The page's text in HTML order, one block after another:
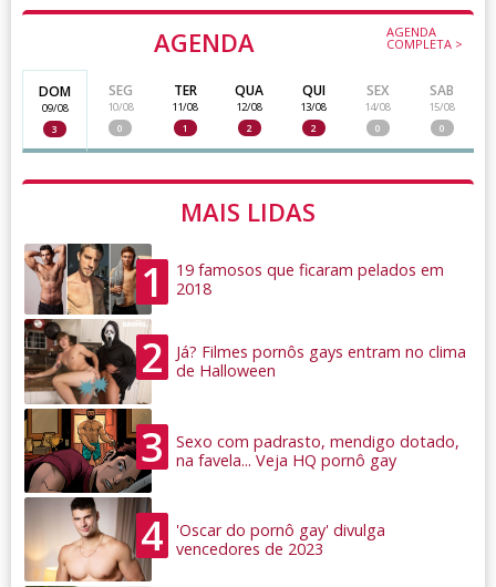
AGENDA AGENDA
COMPLETA >
DOM
09/08
3
SEG
10/08
0
TER
11/08
1
QUA
12/08
2
QUI
13/08
2
SEX
14/08
0
SAB
15/08
0
MAIS LIDAS
1
19 famosos que ficaram pelados em
2018
2
Já? Filmes pornôs gays entram no clima
de Halloween
3
Sexo com padrasto, mendigo dotado,
na favela... Veja HQ pornô gay
4
'Oscar do pornô gay' divulga
vencedores de 2023